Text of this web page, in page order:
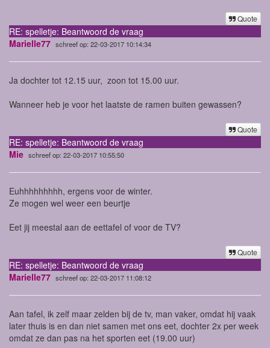
Quote
RE: spelletje: Beantwoord de vraag
Marielle77 schreef op: 22-03-2017 10:14:34
Ja dochter tot 12.15 uur, zoon tot 15.00 uur.
Wanneer heb je voor het laatste de ramen buiten gewassen?
Quote
RE: spelletje: Beantwoord de vraag
Mie schreef op: 22-03-2017 10:55:50
Euhhhhhhhhh, ergens voor de winter.
Ze mogen wel weer een beurtje
Eet jij meestal aan de eettafel of voor de TV?
Quote
RE: spelletje: Beantwoord de vraag
Marielle77 schreef op: 22-03-2017 11:08:12
Aan tafel, ik zelf maar zelden bij de tv, man vaker, omdat hij vaak
later thuis is en dan niet samen met ons eet, dochter 2x per week
omdat ze dan pas na het sporten eet (19.00 uur)